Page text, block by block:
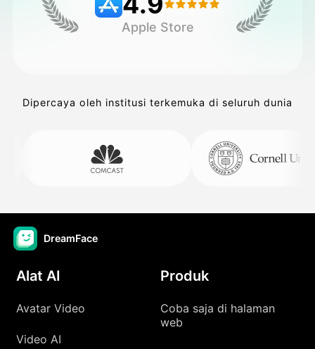
Apple Store
Dipercaya oleh institusi terkemuka di seluruh dunia
DreamFace
Alat AI
Avatar Video
Video AI
Produk
Coba saja di halaman
web